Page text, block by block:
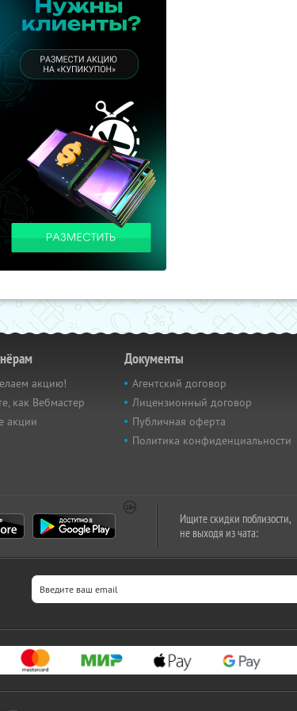
акцию!
как Вебмастер
акции
Документы
Агентский договор
Лицензионный договор
Публичная оферта
Политика конфиденциальности
Ищите скидки поблизости,
не выходя из чата: